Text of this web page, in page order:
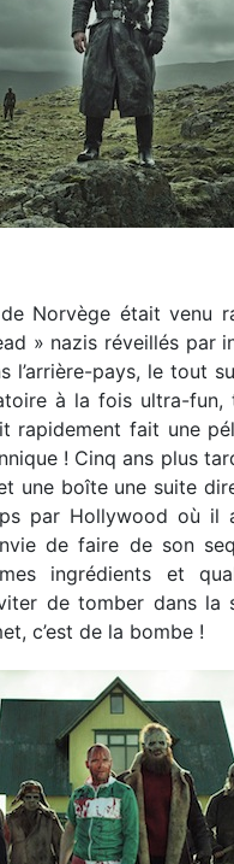
Norvège était venu
» nazis réveillés par
l’arrière-pays, le tout
à la fois ultra-
fait une
! Cinq ans plus
une boîte une suite
par Hollywood où il
de faire de son
ingrédients et
de tomber dans
c’est de la bombe !